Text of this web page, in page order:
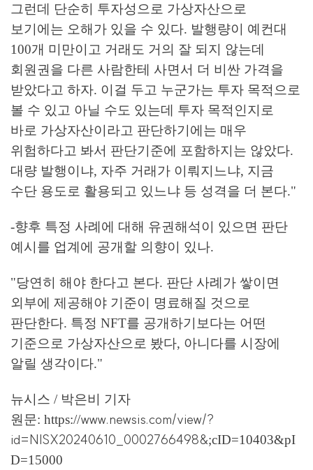
그런데 단순히 투자성으로 가상자산으로
보기에는 오해가 있을 수 있다. 발행량이 예컨대
100개 미만이고 거래도 거의 잘 되지 않는데
회원권을 다른 사람한테 사면서 더 비싼 가격을
받았다고 하자. 이걸 두고 누군가는 투자 목적으로
볼 수 있고 아닐 수도 있는데 투자 목적인지로
바로 가상자산이라고 판단하기에는 매우
위험하다고 봐서 판단기준에 포함하지는 않았다.
대량 발행이냐, 자주 거래가 이뤄지느냐, 지금
수단 용도로 활용되고 있느냐 등 성격을 더 본다."
-향후 특정 사례에 대해 유권해석이 있으면 판단
예시를 업계에 공개할 의향이 있나.
"당연히 해야 한다고 본다. 판단 사례가 쌓이면
외부에 제공해야 기준이 명료해질 것으로
판단한다. 특정 NFT를 공개하기보다는 어떤
기준으로 가상자산으로 봤다, 아니다를 시장에
알릴 생각이다."
뉴시스 / 박은비 기자
원문: ​https://www.newsis.com/view/?
id=NISX20240610_0002766498&;cID=10403&pI
D=15000